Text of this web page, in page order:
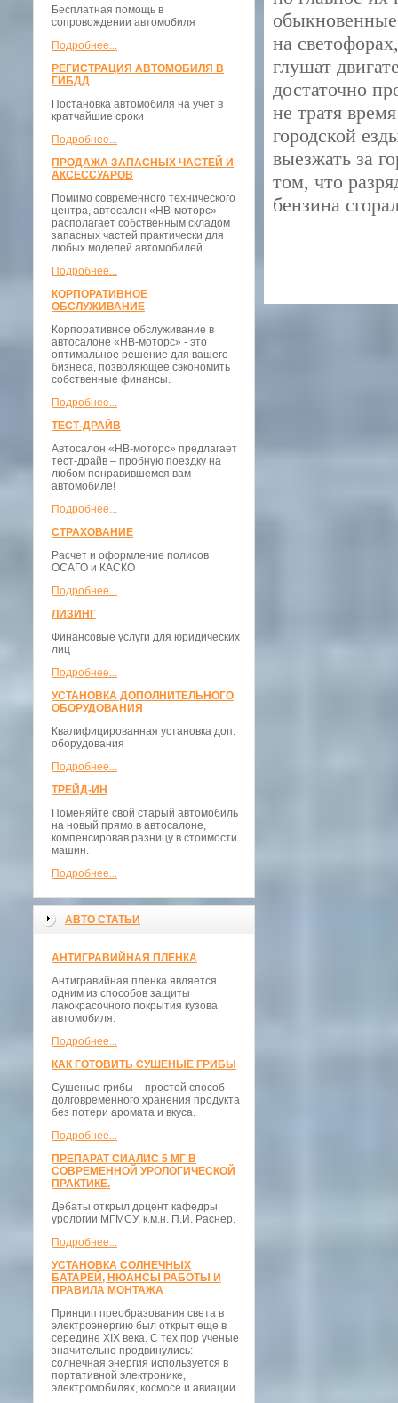
Бесплатная помощь в
сопровождении автомобиля
Подробнее...
РЕГИСТРАЦИЯ АВТОМОБИЛЯ В
ГИБДД
Постановка автомобиля на учет в
кратчайшие сроки
Подробнее...
ПРОДАЖА ЗАПАСНЫХ ЧАСТЕЙ И
АКСЕССУАРОВ
Помимо современного технического
центра, автосалон «НВ-моторс»
располагает собственным складом
запасных частей практически для
любых моделей автомобилей.
Подробнее...
КОРПОРАТИВНОЕ
ОБСЛУЖИВАНИЕ
Корпоративное обслуживание в
автосалоне «НВ-моторс» - это
оптимальное решение для вашего
бизнеса, позволяющее сэкономить
собственные финансы.
Подробнее...
ТЕСТ-ДРАЙВ
Автосалон «НВ-моторс» предлагает
тест-драйв – пробную поездку на
любом понравившемся вам
автомобиле!
Подробнее...
СТРАХОВАНИЕ
Расчет и оформление полисов
ОСАГО и КАСКО
Подробнее...
ЛИЗИНГ
Финансовые услуги для юридических
лиц
Подробнее...
УСТАНОВКА ДОПОЛНИТЕЛЬНОГО
ОБОРУДОВАНИЯ
Квалифицированная установка доп.
оборудования
Подробнее...
ТРЕЙД-ИН
Поменяйте свой старый автомобиль
на новый прямо в автосалоне,
компенсировав разницу в стоимости
машин.
Подробнее...
АВТО СТАТЬИ
АНТИГРАВИЙНАЯ ПЛЕНКА
Антигравийная пленка является
одним из способов защиты
лакокрасочного покрытия кузова
автомобиля.
Подробнее...
КАК ГОТОВИТЬ СУШЕНЫЕ ГРИБЫ
Сушеные грибы – простой способ
долговременного хранения продукта
без потери аромата и вкуса.
Подробнее...
ПРЕПАРАТ СИАЛИС 5 МГ В
СОВРЕМЕННОЙ УРОЛОГИЧЕСКОЙ
ПРАКТИКЕ.
Дебаты открыл доцент кафедры
урологии МГМСУ, к.м.н. П.И. Раснер.
Подробнее...
УСТАНОВКА СОЛНЕЧНЫХ
БАТАРЕЙ, НЮАНСЫ РАБОТЫ И
ПРАВИЛА МОНТАЖА
Принцип преобразования света в
электроэнергию был открыт еще в
середине XIX века. С тех пор ученые
значительно продвинулись:
солнечная энергия используется в
портативной электронике,
электромобилях, космосе и авиации.
на
глушат
достаточно
не тратя
городской
выезжать за
том, что
бензина